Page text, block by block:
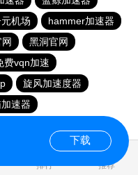
机场
hammer加速器
黑洞官网
费vqn加速
旋风加速度器
速器
排行 推荐
下载
0.042938s